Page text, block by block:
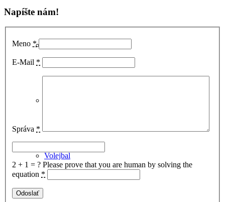
Volejbal
Napíšte nám!
Meno *
E-Mail *
Správa *
2 + 1 = ? Please prove that you are human by solving the
equation *